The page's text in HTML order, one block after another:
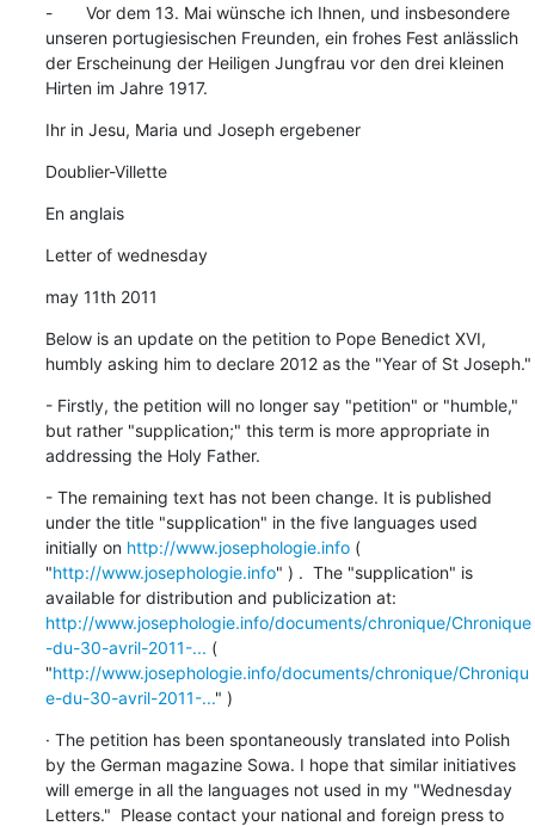
-       Vor dem 13. Mai wünsche ich Ihnen, und insbesondere
unseren portugiesischen Freunden, ein frohes Fest anlässlich
der Erscheinung der Heiligen Jungfrau vor den drei kleinen
Hirten im Jahre 1917.
Ihr in Jesu, Maria und Joseph ergebener
Doublier-Villette
En anglais
Letter of wednesday
may 11th 2011
Below is an update on the petition to Pope Benedict XVI,
humbly asking him to declare 2012 as the "Year of St Joseph."
- Firstly, the petition will no longer say "petition" or "humble,"
but rather "supplication;" this term is more appropriate in
addressing the Holy Father.
- The remaining text has not been change. It is published
under the title "supplication" in the five languages ​​used
initially on http://www.josephologie.info (
"http://www.josephologie.info" ) .  The "supplication" is
http://www.josephologie.info/documents/chronique/Chronique
-du-30-avril-2011-... (
"http://www.josephologie.info/documents/chronique/Chroniqu
e-du-30-avril-2011-..." )
· The petition has been spontaneously translated into Polish
by the German magazine Sowa. I hope that similar initiatives
will emerge in all the languages ​​not used in my "Wednesday
Letters."  Please contact your national and foreign press to